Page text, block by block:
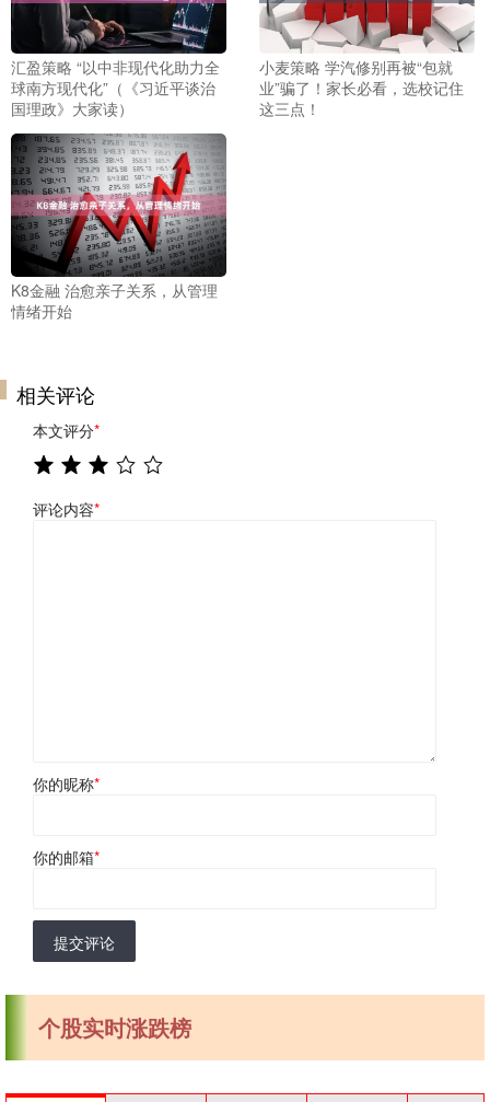
汇盈策略 “以中非现代化助力全
球南方现代化”（《习近平谈治
国理政》大家读）
小麦策略 学汽修别再被“包就
业”骗了！家长必看，选校记住
这三点！
K8金融 治愈亲子关系，从管理
情绪开始
相关评论
本文评分*
评论内容*
你的昵称*
你的邮箱*
提交评论
个股实时涨跌榜